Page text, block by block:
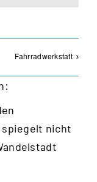
Fahrradwerkstatt
nicht